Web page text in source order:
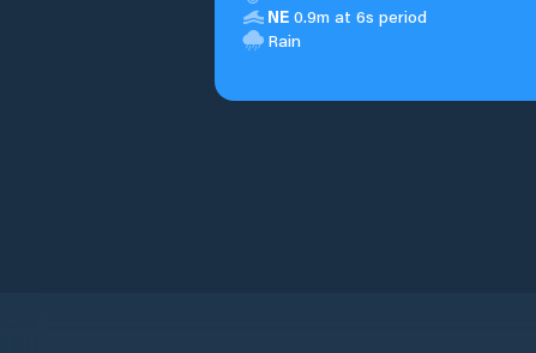
NE 0.9m at 6s period
Rain